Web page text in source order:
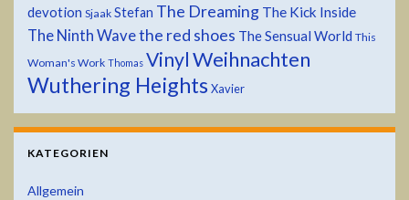
devotion Sjaak Stefan The Dreaming The Kick Inside
The Ninth Wavethe red shoes The Sensual World This
Woman's Work Thomas VinylWeihnachten
Wuthering Heights Xavier
KATEGORIEN
Allgemein